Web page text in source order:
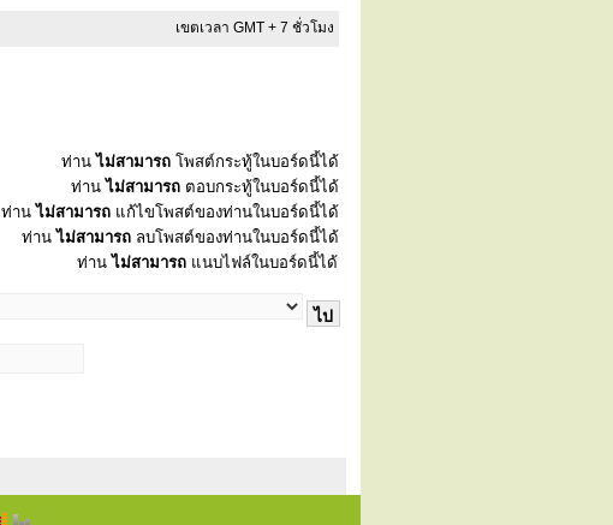
เขตเวลา GMT + 7 ชั่วโมง
ท่านไม่สามารถ โพสต์กระทู้ในบอร์ดนี้ได้
ท่านไม่สามารถ ตอบกระทู้ในบอร์ดนี้ได้
ท่านไม่สามารถ แก้ไขโพสต์ของท่านในบอร์ดนี้ได้
ท่านไม่สามารถ ลบโพสต์ของท่านในบอร์ดนี้ได้
ท่านไม่สามารถ แนบไฟล์ในบอร์ดนี้ได้